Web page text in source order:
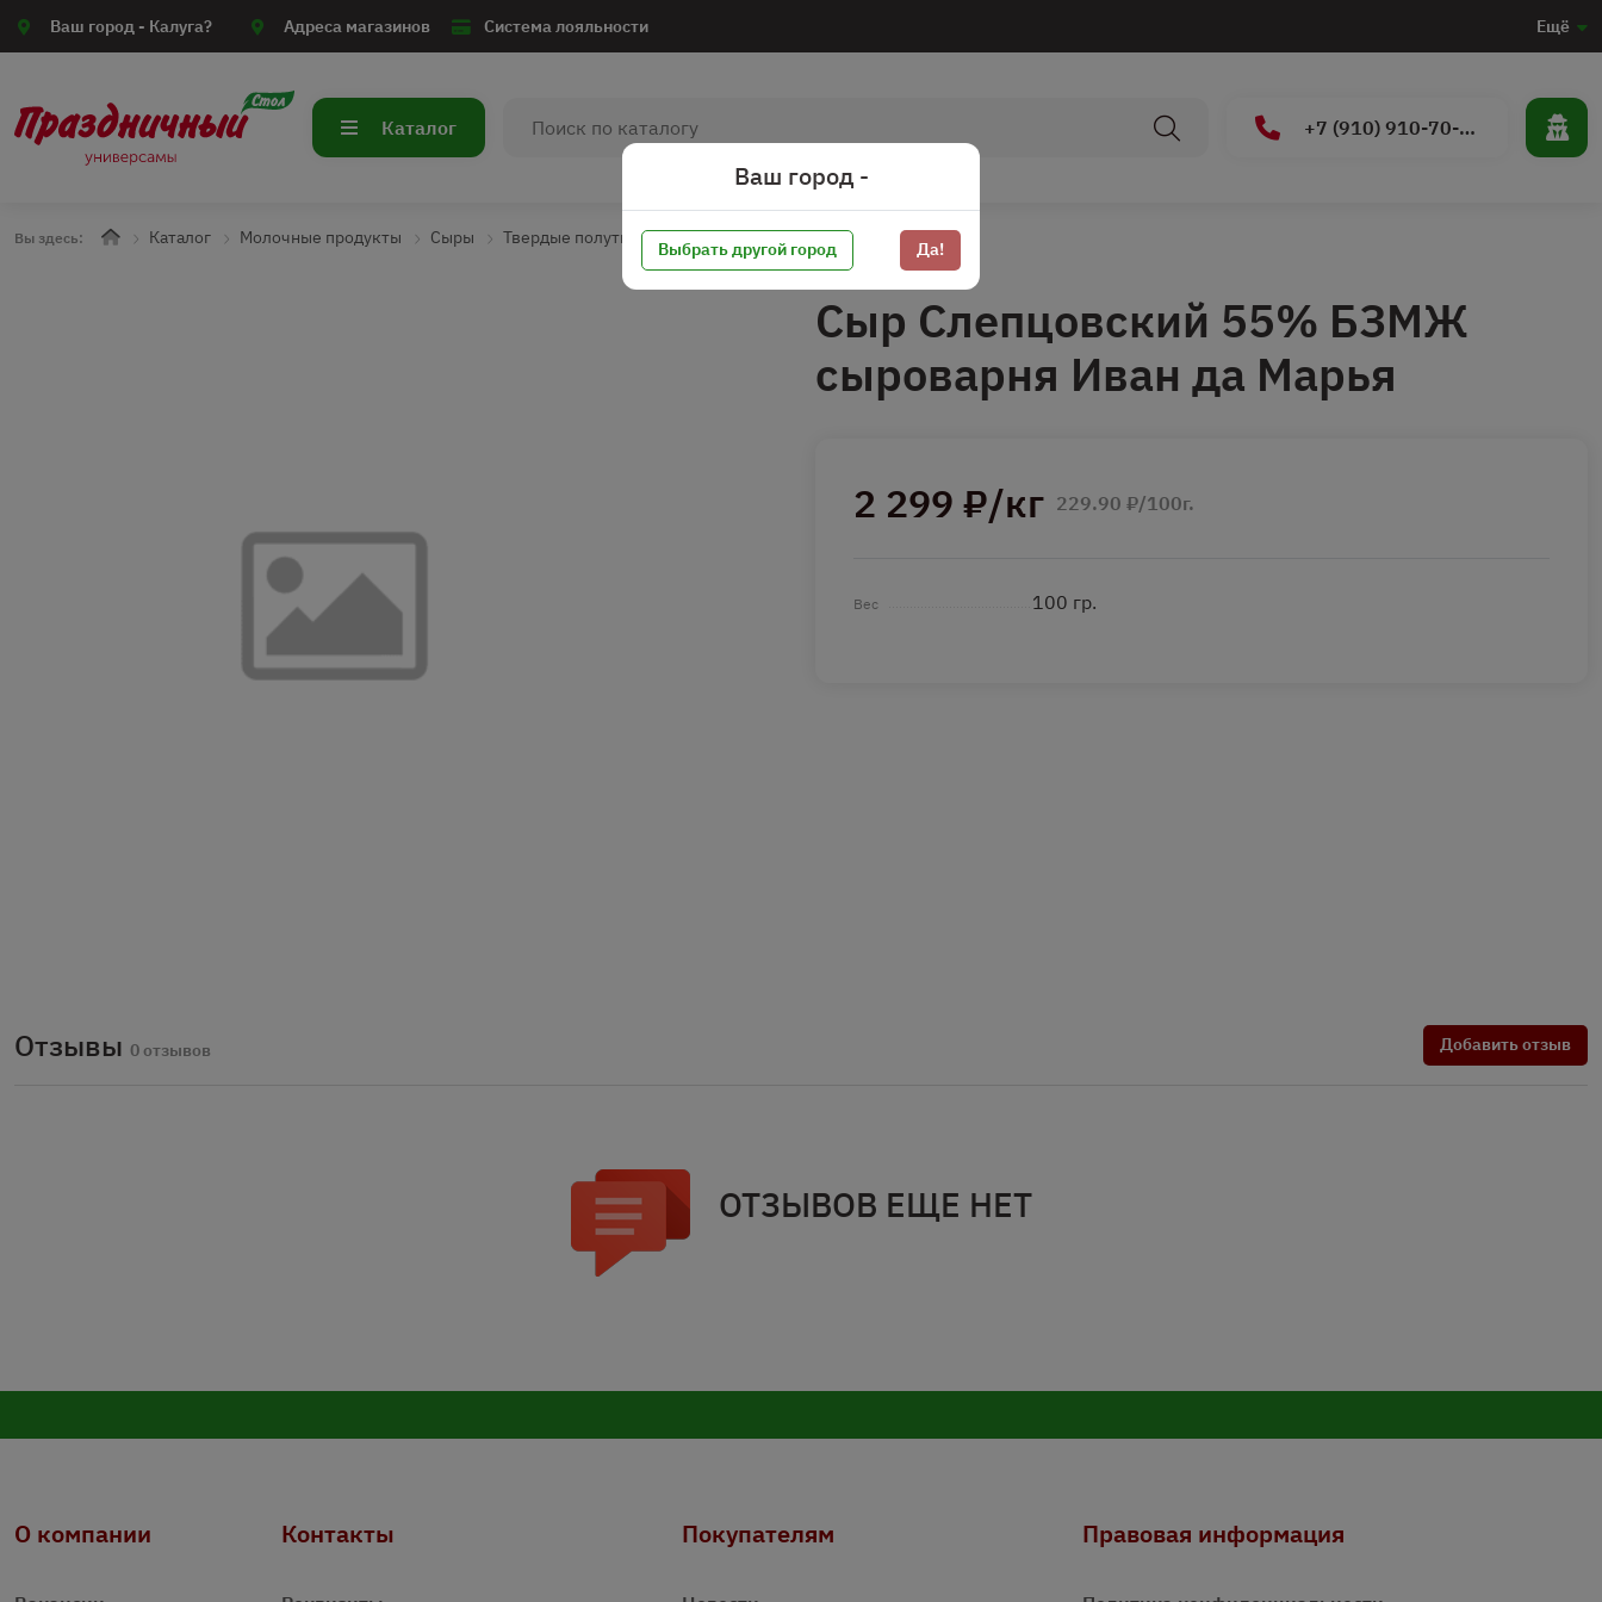
Ваш город - Калуга? Адреса магазинов Система лояльности Ещё
Каталог +7 (910) 910-70-15
Вы здесь: Каталог Молочные продукты Сыры Твердые полутвердые сыры Полутвердые сыры
Сыр Слепцовский 55% БЗМЖ
сыроварня Иван да Марья
2 299 ₽/кг 229.90 ₽/100г.
Вес 100 гр.
Отзывы 0 отзывов Добавить отзыв
ОТЗЫВОВ ЕЩЕ НЕТ
О компании Контакты Покупателям Правовая информация
Ваш город -
Выбрать другой город Да!